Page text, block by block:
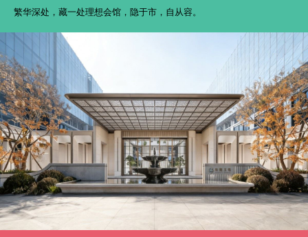
繁华深处，藏一处理想会馆，隐于市，自从容。